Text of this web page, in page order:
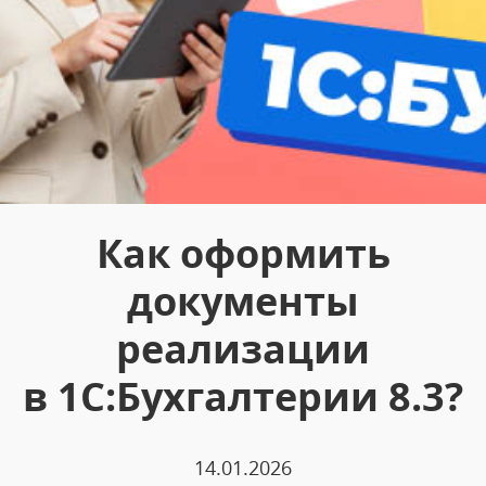
Как оформить
документы
реализации
в 1С:Бухгалтерии 8.3?
14.01.2026